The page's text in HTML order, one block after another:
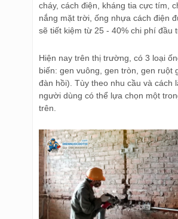
cháy, cách điện, kháng tia cực tím,
nắng mặt trời, ống nhựa cách điện
sẽ tiết kiệm từ 25 - 40% chi phí đầu
Hiện nay trên thị trường, có 3 loại
biến: gen vuông, gen tròn, gen ruột
đàn hồi). Tùy theo nhu cầu và cách
người dùng có thể lựa chọn một
trên.